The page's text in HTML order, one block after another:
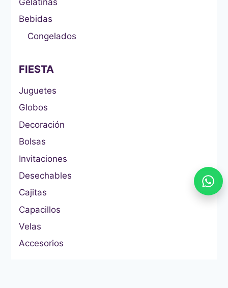
Bebidas
Congelados
FIESTA
Juguetes
Globos
Decoración
Bolsas
Invitaciones
Desechables
Cajitas
Capacillos
Velas
Accesorios